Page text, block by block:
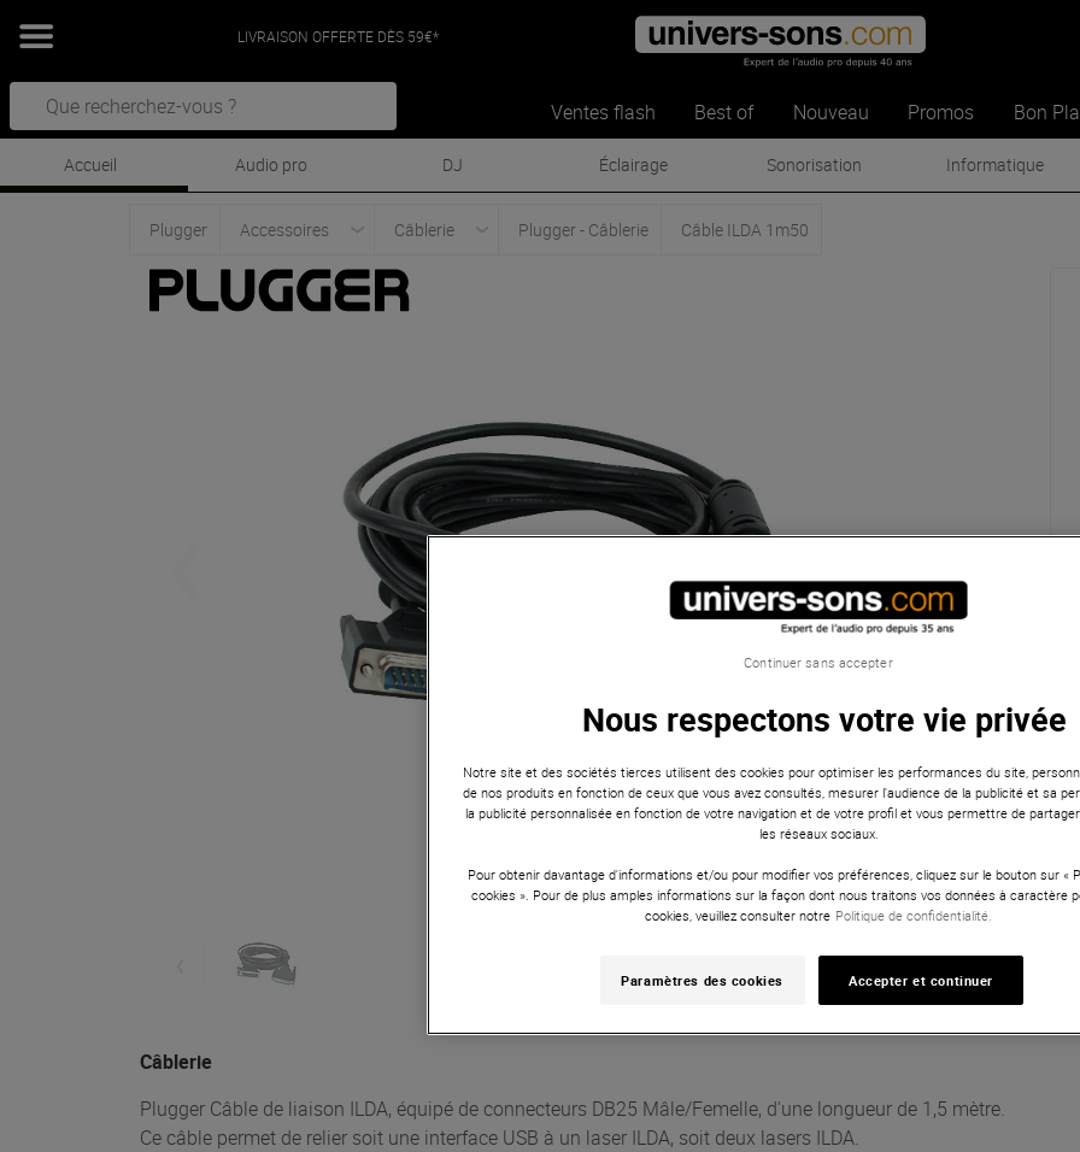
LIVRAISON OFFERTE DÈS 59€*
Ventes flash Best of Nouveau Promos Bon
Accueil Audio pro DJ Éclairage Sonorisation Informatique
Plugger Accessoires Câblerie Plugger - Câblerie Câble ILDA 1m50
Câblerie
Plugger Câble de liaison ILDA, équipé de connecteurs DB25 Mâle/Femelle, d'une longueur de 1,5 mètre.
Ce câble permet de relier soit une interface USB à un laser ILDA, soit deux lasers ILDA.
Nous respectons votre vie privée
Notre site et des sociétés tierces utilisent des cookies pour optimiser les performances du site,
de nos produits en fonction de ceux que vous avez consultés, mesurer l'audience de la publicité et sa
la publicité personnalisée en fonction de votre navigation et de votre profil et vous permettre de
les réseaux sociaux.
Pour obtenir davantage d'informations et/ou pour modifier vos préférences, cliquez sur le bouton sur «
cookies ». Pour de plus amples informations sur la façon dont nous traitons vos données à caractère
cookies, veuillez consulter notre Politique de confidentialité.
Paramètres des cookies Accepter et continuer
Continuer sans accepter